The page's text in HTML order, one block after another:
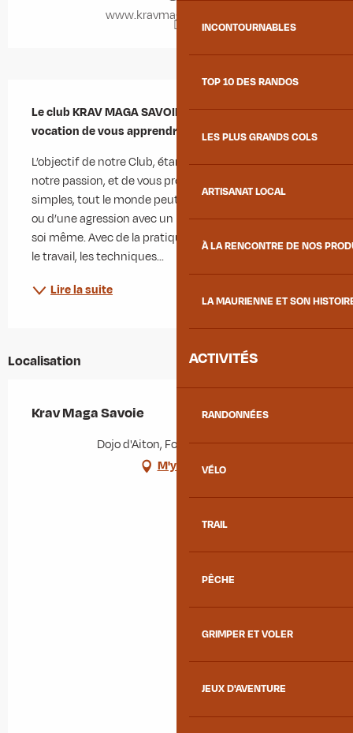
INCONTOURNABLES
TOP 10 DES RANDOS
LES PLUS GRANDS COLS
ARTISANAT LOCAL
À LA RENCONTRE DE NOS
LA MAURIENNE ET SON
ACTIVITÉS
RANDONNÉES
VÉLO
TRAIL
PÊCHE
GRIMPER ET VOLER
JEUX D'AVENTURE
www.kravmagasavoie.com
Le club KRAV MAGA SAVOIE est un club ayant pour
vocation de vous apprendre la Self-Défense.
L’objectif de notre Club, étant de vous transmettre
notre passion, et de vous prouver que par des gestes
simples, tout le monde peut se sortir d’une situation,
ou d’une agression avec un minimum de danger pour
soi même. Avec de la pratique, un peu d’assiduité dans
le travail, les techniques...
Lire la suite
Localisation
Krav Maga Savoie
Dojo d'Aiton, Fort, 73220 Aiton
M'y rendre